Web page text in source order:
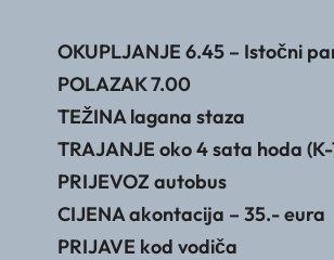
OKUPLJANJE 6.45 – Istočni
POLAZAK 7.00
TEŽINA lagana staza
TRAJANJE oko 4 sata hoda (K-
PRIJEVOZ autobus
CIJENA akontacija – 35.- eura
PRIJAVE kod vodiča